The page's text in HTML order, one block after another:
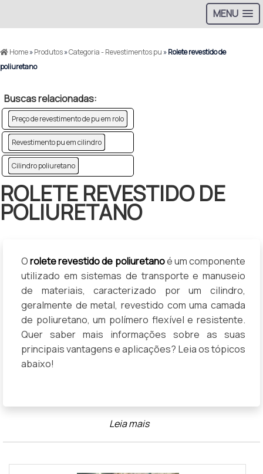
MENU
Home»Produtos»Categoria - Revestimentos pu »Rolete revestido de
poliuretano
Buscas relacionadas:
Preço de revestimento de pu em rolo
Revestimento pu em cilindro
Cilindro poliuretano
ROLETE REVESTIDO DE
POLIURETANO
Orolete revestido de poliuretanoé um componente
utilizado em sistemas de transporte e manuseio
de materiais, caracterizado por um cilindro,
geralmente de metal, revestido com uma camada
de poliuretano, um polímero flexível e resistente.
Quer saber mais informações sobre as suas
principais vantagens e aplicações? Leia os tópicos
abaixo!